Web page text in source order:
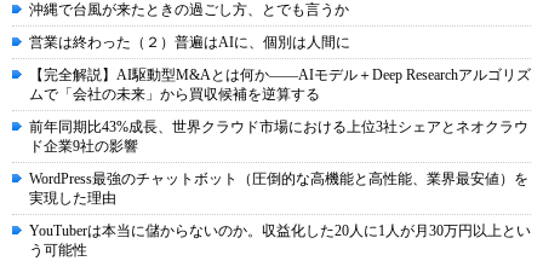
沖縄で台風が来たときの過ごし方、とでも言うか
営業は終わった（２）普遍はAIに、個別は人間に
【完全解説】AI駆動型M&Aとは何か――AIモデル＋Deep Researchアルゴリズ
ムで「会社の未来」から買収候補を逆算する
前年同期比43%成長、世界クラウド市場における上位3社シェアとネオクラウ
ド企業9社の影響
WordPress最強のチャットボット（圧倒的な高機能と高性能、業界最安値）を
実現した理由
YouTuberは本当に儲からないのか。収益化した20人に1人が月30万円以上とい
う可能性